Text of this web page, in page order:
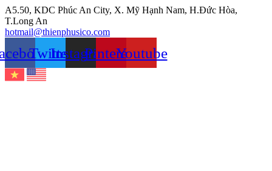
Chuyển
đến
nội
A5.50, KDC Phúc An City, X. Mỹ Hạnh Nam, H.Đức Hòa,
T.Long An
hotmail@thienphusico.com
TwitterInstagramPinterestYoutube